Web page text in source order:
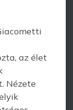
az élet
Nézete